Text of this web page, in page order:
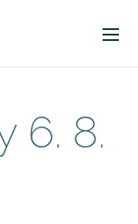
6. 8.